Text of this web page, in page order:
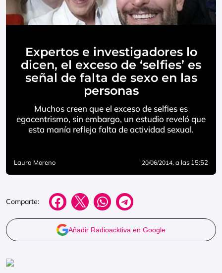
Expertos e investigadores lo
dicen, el exceso de ‘selfies’ es
señal de falta de sexo en las
personas
Muchos creen que el exceso de selfies es
egocentrismo, sin embargo, un estudio reveló que
esta manía refleja falta de actividad sexual.
Laura Moreno 20/06/2014, a las 15:52
Comparte:
Añadir Radioacktiva en Google